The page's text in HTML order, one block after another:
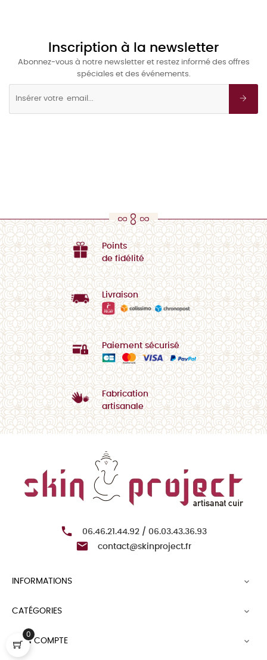
Inscription à la newsletter
Abonnez-vous à notre newsletter et restez informé des offres
spéciales et des événements.
Points
de fidélité
Livraison
Paiement sécurisé
Fabrication
artisanale
 06.46.21.44.92 / 06.03.43.36.93
 contact@skinproject.fr
INFORMATIONS 
CATÉGORIES 
MON COMPTE 
0